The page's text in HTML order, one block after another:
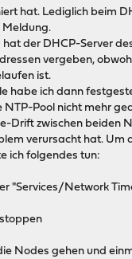
hat. Lediglich beim
Meldung.
hat der DHCP-Server
vergeben,
ist.
habe ich dann
NTP-Pool nicht mehr
Drift zwischen beiden
verursacht hat. Um
ich folgendes tun:
"Services/Network
Nodes gehen und